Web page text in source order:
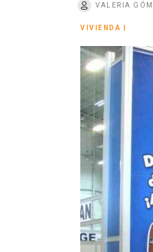
VALERIA
VIVIENDA